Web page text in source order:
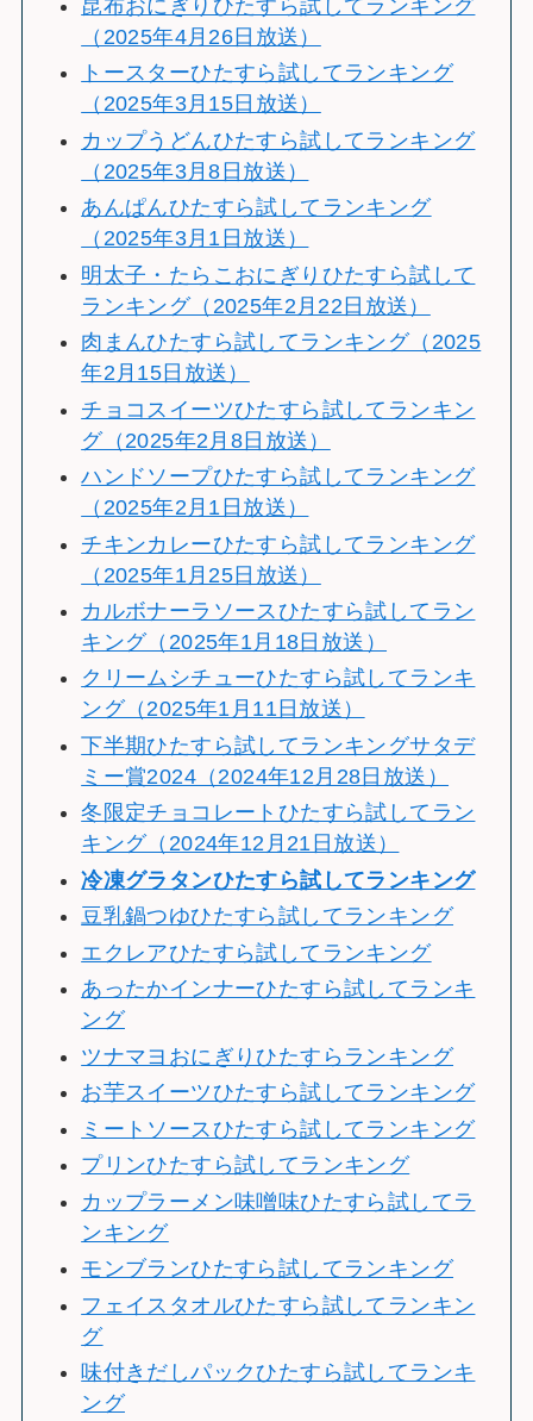
昆布おにぎりひたすら試してランキング
（2025年4月26日放送）
トースターひたすら試してランキング
（2025年3月15日放送）
カップうどんひたすら試してランキング
（2025年3月8日放送）
あんぱんひたすら試してランキング
（2025年3月1日放送）
明太子・たらこおにぎりひたすら試して
ランキング（2025年2月22日放送）
肉まんひたすら試してランキング（2025
年2月15日放送）
チョコスイーツひたすら試してランキン
グ（2025年2月8日放送）
ハンドソープひたすら試してランキング
（2025年2月1日放送）
チキンカレーひたすら試してランキング
（2025年1月25日放送）
カルボナーラソースひたすら試してラン
キング（2025年1月18日放送）
クリームシチューひたすら試してランキ
ング（2025年1月11日放送）
下半期ひたすら試してランキングサタデ
ミー賞2024（2024年12月28日放送）
冬限定チョコレートひたすら試してラン
キング（2024年12月21日放送）
冷凍グラタンひたすら試してランキング
豆乳鍋つゆひたすら試してランキング
エクレアひたすら試してランキング
あったかインナーひたすら試してランキ
ング
ツナマヨおにぎりひたすらランキング
お芋スイーツひたすら試してランキング
ミートソースひたすら試してランキング
プリンひたすら試してランキング
カップラーメン味噌味ひたすら試してラ
ンキング
モンブランひたすら試してランキング
フェイスタオルひたすら試してランキン
グ
味付きだしパックひたすら試してランキ
ング